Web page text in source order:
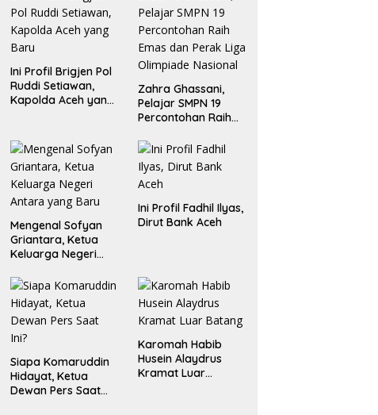
Ini Profil Brigjen Pol
Ruddi Setiawan,
Kapolda Aceh yang
Zahra Ghassani,
Pelajar SMPN 19
Percontohan Raih
Liga Olimpiade
Nasional
Mengenal Sofyan
Griantara, Ketua
Keluarga Negeri
Ini Profil Fadhil Ilyas,
Dirut Bank Aceh
Siapa Komaruddin
Hidayat, Ketua
Dewan Pers Saat
Karomah Habib
Husein Alaydrus
Kramat Luar